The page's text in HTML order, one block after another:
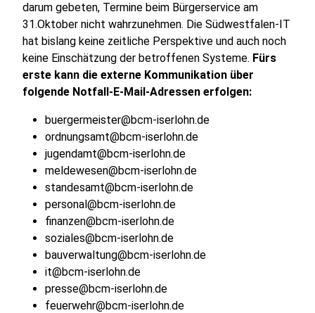
darum gebeten, Termine beim Bürgerservice am
31.Oktober nicht wahrzunehmen. Die Südwestfalen-IT
hat bislang keine zeitliche Perspektive und auch noch
keine Einschätzung der betroffenen Systeme. Fürs
erste kann die externe Kommunikation über
folgende Notfall-E-Mail-Adressen erfolgen:
buergermeister@bcm-iserlohn.de
ordnungsamt@bcm-iserlohn.de
jugendamt@bcm-iserlohn.de
meldewesen@bcm-iserlohn.de
standesamt@bcm-iserlohn.de
personal@bcm-iserlohn.de
finanzen@bcm-iserlohn.de
soziales@bcm-iserlohn.de
bauverwaltung@bcm-iserlohn.de
it@bcm-iserlohn.de
presse@bcm-iserlohn.de
feuerwehr@bcm-iserlohn.de